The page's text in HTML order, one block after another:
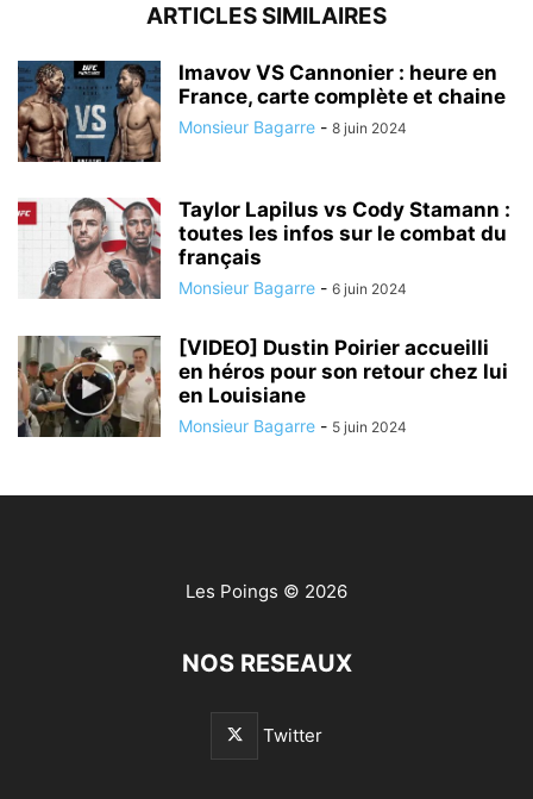
ARTICLES SIMILAIRES
Imavov VS Cannonier : heure en
France, carte complète et chaine
Monsieur Bagarre - 8 juin 2024
Taylor Lapilus vs Cody Stamann :
toutes les infos sur le combat du
français
Monsieur Bagarre - 6 juin 2024
[VIDEO] Dustin Poirier accueilli
en héros pour son retour chez lui
en Louisiane
Monsieur Bagarre - 5 juin 2024
Les Poings © 2026
NOS RESEAUX
Twitter